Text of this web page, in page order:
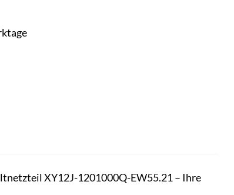
XY12J-1201000Q-EW55.21 – Ihre